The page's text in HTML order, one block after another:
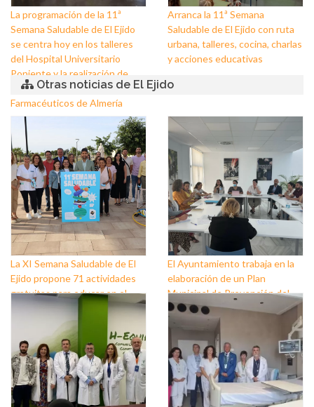
La programación de la 11ª
Semana Saludable de El Ejido
se centra hoy en los talleres
del Hospital Universitario
Poniente y la realización de
pruebas del Colegio de
Farmacéuticos de Almería
Arranca la 11ª Semana
Saludable de El Ejido con ruta
urbana, talleres, cocina, charlas
y acciones educativas
Otras noticias de El Ejido
La XI Semana Saludable de El
Ejido propone 71 actividades
gratuitas para educar en el
cuidado físico y mental
El Ayuntamiento trabaja en la
elaboración de un Plan
Municipal de Prevención del
Suicidio